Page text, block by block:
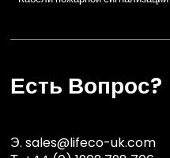
Есть Вопрос?
Э.sales@lifeco-uk.com